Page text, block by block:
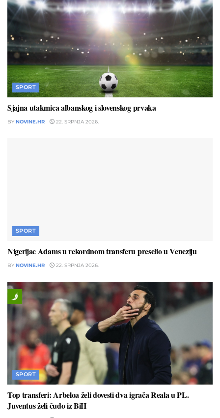
SPORT
Sjajna utakmica albanskog i slovenskog prvaka
BY NOVINE.HR 22. SRPNJA 2026.
SPORT
Nigerijac Adams u rekordnom transferu preselio u Veneziju
BY NOVINE.HR 22. SRPNJA 2026.
SPORT
Top transferi: Arbeloa želi dovesti dva igrača Reala u PL.
Juventus želi čudo iz BiH